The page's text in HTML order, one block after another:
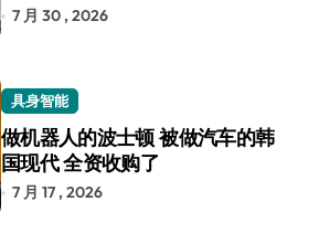
7 月 30 , 2026
具身智能
做机器人的波士顿 被做汽车的韩
国现代 全资收购了
7 月 17 , 2026